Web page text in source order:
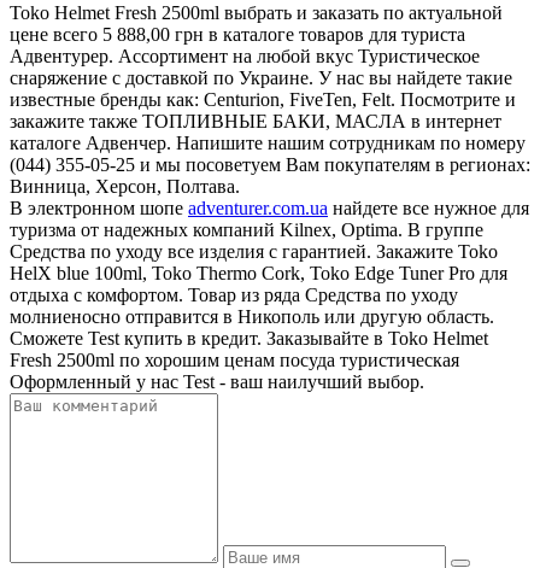
Toko Helmet Fresh 2500ml выбрать и заказать по актуальной
цене всего 5 888,00 грн в каталоге товаров для туриста
Адвентурер. Ассортимент на любой вкус Туристическое
снаряжение с доставкой по Украине. У нас вы найдете такие
известные бренды как: Centurion, FiveTen, Felt. Посмотрите и
закажите также ТОПЛИВНЫЕ БАКИ, МАСЛА в интернет
каталоге Адвенчер. Напишите нашим сотрудникам по номеру
(044) 355-05-25 и мы посоветуем Вам покупателям в регионах:
Винница, Херсон, Полтава.
В электронном шопе adventurer.com.ua найдете все нужное для
туризма от надежных компаний Kilnex, Optima. В группе
Средства по уходу все изделия с гарантией. Закажите Toko
HelX blue 100ml, Toko Thermo Cork, Toko Edge Tuner Pro для
отдыха с комфортом. Товар из ряда Средства по уходу
молниеносно отправится в Никополь или другую область.
Сможете Test купить в кредит. Заказывайте в Toko Helmet
Fresh 2500ml по хорошим ценам посуда туристическая
Оформленный у нас Test - ваш наилучший выбор.